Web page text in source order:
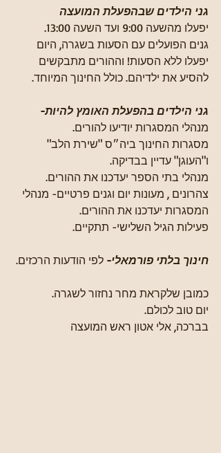
גני הילדים שבהפעלת המועצה
יפעלו מהשעה 9:00 ועד השעה 13:00.
גנים הפועלים עם הסעות בשגרה, היום
יפעלו ללא הסעות! וההורים מתבקשים
להסיע את ילדיהם. כולל החינוך המיוחד.
גני הילדים בהפעלת האומץ להיות-
מנהלי המסגרות יודיעו להורים.
מסגרות החינוך ביה״ס "שירת הלב"
ו"העוגן" עדיין בבדיקה.
מנהלי בתי הספר יעדכנו את ההורים.
צהרונים , מעונות יום וגנים פרטיים- מנהלי
המסגרות יעדכנו את ההורים.
פעילות הגיל השלישי- תתקיים.
חינוך בלתי פורמאלי- לפי הודעות הרכזים.
כמובן שלקראת מחר נחזור לשגרה.
יום טוב לכולם.
בברכה, אלי אטון ראש המועצה